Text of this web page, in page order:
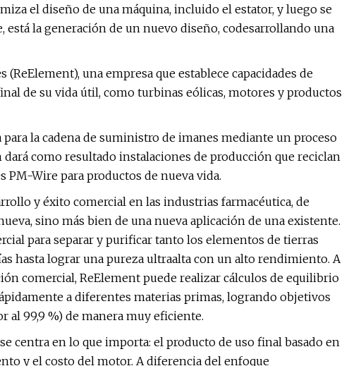
el diseño de una máquina, incluido el estator, y luego se
la generación de un nuevo diseño, codesarrollando una
una empresa que establece capacidades de
de su vida útil, como turbinas eólicas, motores y productos
la cadena de suministro de imanes mediante un proceso
como resultado instalaciones de producción que reciclan
Wire para productos de nueva vida.
y éxito comercial en las industrias farmacéutica, de
sino más bien de una nueva aplicación de una existente.
para separar y purificar tanto los elementos de tierras
hasta lograr una pureza ultraalta con un alto rendimiento. A
comercial, ReElement puede realizar cálculos de equilibrio
a diferentes materias primas, logrando objetivos
99,9 %) de manera muy eficiente.
centra en lo que importa: el producto de uso final basado en
y el costo del motor. A diferencia del enfoque